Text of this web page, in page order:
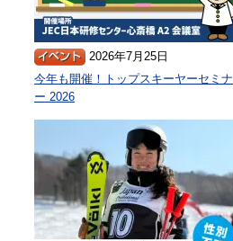
2026年7月25日
今年も開催！トップスキーヤーセミナ
ー 2026